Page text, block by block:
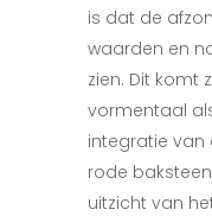
is dat de
waarden en
zien. Dit komt
vormentaal
integratie van
rode
uitzicht van